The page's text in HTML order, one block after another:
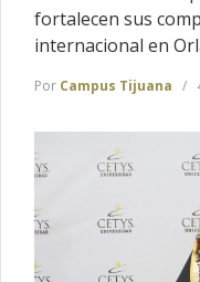
fortalecen sus
internacional en
Por Campus Tijuana